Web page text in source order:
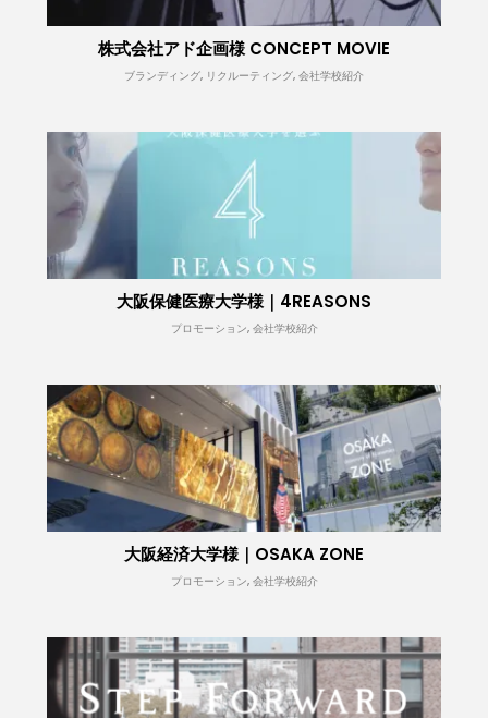
株式会社アド企画様 CONCEPT MOVIE
ブランディング, リクルーティング, 会社学校紹介
大阪保健医療大学様｜4REASONS
プロモーション, 会社学校紹介
大阪経済大学様｜OSAKA ZONE
プロモーション, 会社学校紹介